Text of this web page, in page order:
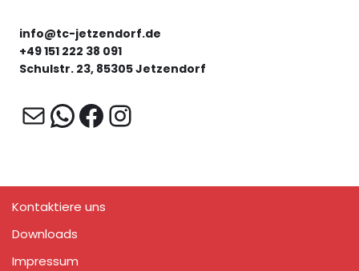
info@tc-jetzendorf.de
+49 151 222 38 091
Schulstr. 23, 85305 Jetzendorf
Kontaktiere uns
Downloads
Impressum